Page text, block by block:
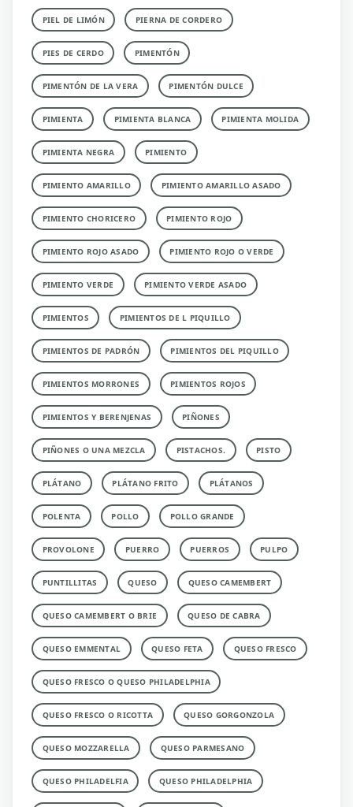
PIEL DE LIMÓN PIERNA DE CORDERO
PIES DE CERDO PIMENTÓN
PIMENTÓN DE LA VERA PIMENTÓN DULCE
PIMIENTA PIMIENTA BLANCA PIMIENTA MOLIDA
PIMIENTA NEGRA PIMIENTO
PIMIENTO AMARILLO PIMIENTO AMARILLO ASADO
PIMIENTO CHORICERO PIMIENTO ROJO
PIMIENTO ROJO ASADO PIMIENTO ROJO O VERDE
PIMIENTO VERDE PIMIENTO VERDE ASADO
PIMIENTOS PIMIENTOS DE L PIQUILLO
PIMIENTOS DE PADRÓN PIMIENTOS DEL PIQUILLO
PIMIENTOS MORRONES PIMIENTOS ROJOS
PIMIENTOS Y BERENJENAS PIÑONES
PIÑONES O UNA MEZCLA PISTACHOS. PISTO
PLÁTANO PLÁTANO FRITO PLÁTANOS
POLENTA POLLO POLLO GRANDE
PROVOLONE PUERRO PUERROS PULPO
PUNTILLITAS QUESO QUESO CAMEMBERT
QUESO CAMEMBERT O BRIE QUESO DE CABRA
QUESO EMMENTAL QUESO FETA QUESO FRESCO
QUESO FRESCO O QUESO PHILADELPHIA
QUESO FRESCO O RICOTTA QUESO GORGONZOLA
QUESO MOZZARELLA QUESO PARMESANO
QUESO PHILADELFIA QUESO PHILADELPHIA